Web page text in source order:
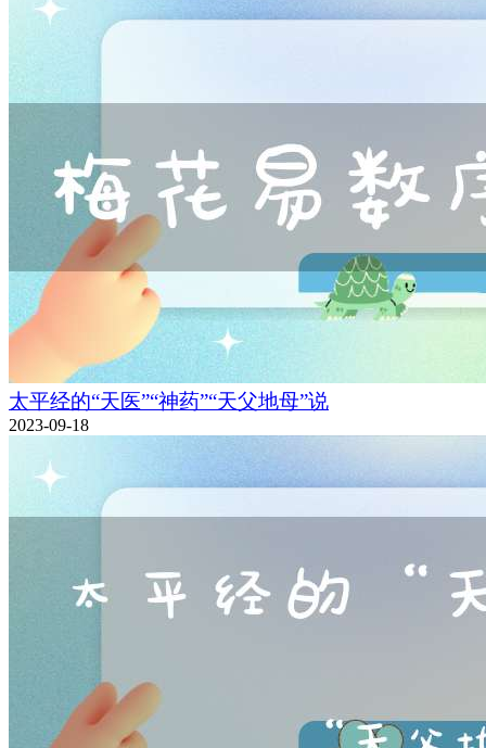
太平经的“天医”“神药”“天父地母”说
2023-09-18